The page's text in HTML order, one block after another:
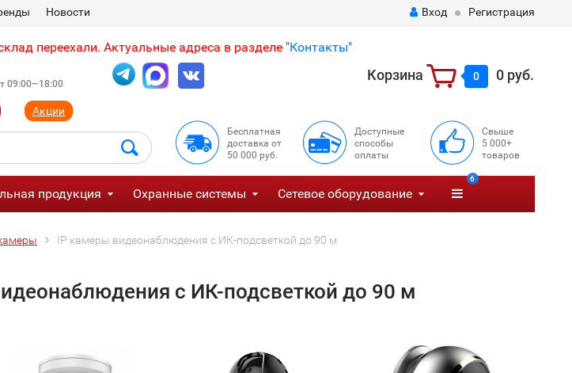
Новости Вход Регистрация
переехали. Актуальные адреса в разделе "Контакты"
09:00—18:00
Акции
Корзина 0 0 руб.
Бесплатная
доставка от
50 000 руб.
Доступные
способы
оплаты
Свыше
5 000+
товаров
продукция Охранные системы Сетевое оборудование
6
IP камеры видеонаблюдения с ИК-подсветкой до 90 м
с ИК-подсветкой до 90 м